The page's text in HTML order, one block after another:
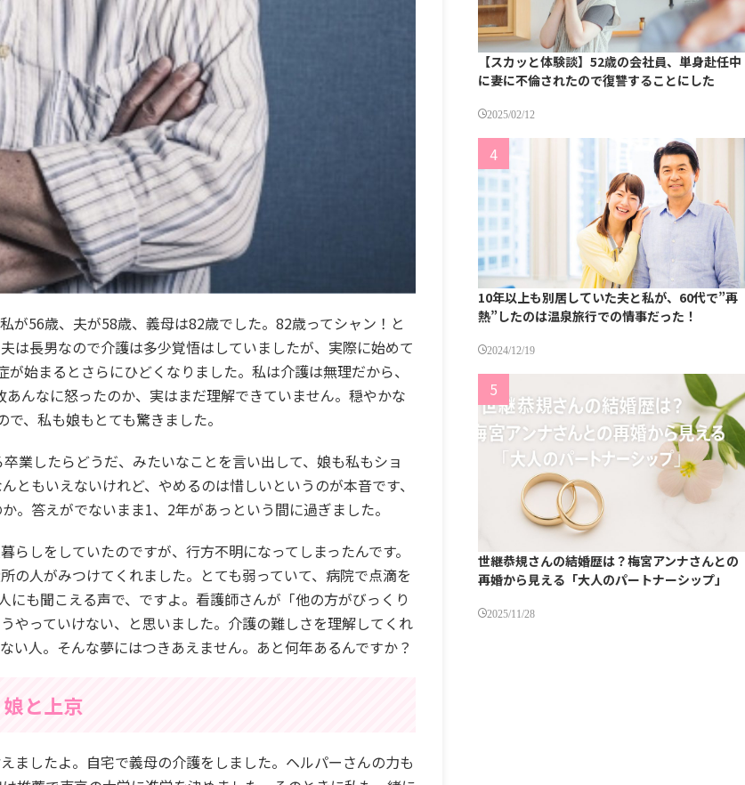
が56歳、夫が58歳、義母は82歳でした。82歳ってシャン！と
は長男なので介護は多少覚悟はしていましたが、実際に始めて
始まるとさらにひどくなりました。私は介護は無理だから、
んなに怒ったのか、実はまだ理解できていません。穏やかな
、私も娘もとても驚きました。
業したらどうだ、みたいなことを言い出して、娘も私もショ
もいえないけれど、やめるのは惜しいというのが本音です、
。答えがでないまま1、2年があっという間に過ぎました。
しをしていたのですが、行方不明になってしまったんです。
の人がみつけてくれました。とても弱っていて、病院で点滴を
も聞こえる声で、ですよ。看護師さんが「他の方がびっくり
やっていけない、と思いました。介護の難しさを理解してくれ
い人。そんな夢にはつきあえません。あと何年あるんですか？
と上京
ましたよ。自宅で義母の介護をしました。ヘルパーさんの力も
【スカッと体験談】52歳の会社員、単身赴任中
に妻に不倫されたので復讐することにした
2025/02/12
10年以上も別居していた夫と私が、60代で”再
熱”したのは温泉旅行での情事だった！
2024/12/19
世継恭規さんの結婚歴は？梅宮アンナさんとの
再婚から見える「大人のパートナーシップ」
2025/11/28